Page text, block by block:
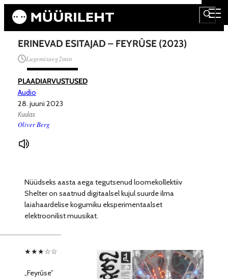
ERINEVAD ESITAJAD – FEYR​Û​SE (2023)
Lugemisaeg2min
PLAADIARVUSTUSED
Audio
28. juuni 2023
Kuulas
Oliver Berg
Nüüdseks aasta aega tegutsenud loomekollektiiv
Shelter on saatnud digitaalsel kujul suurde ilma
laiahaardelise kogumiku eksperimentaalset
elektroonilist muusikat.
★★★☆☆
„Feyrûse”